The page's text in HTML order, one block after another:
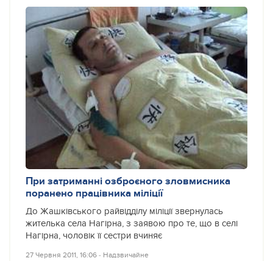
При затриманні озброєного зловмисника
поранено працівника міліції
До Жашківського райвідділу міліції звернулась
жителька села Нагірна, з заявою про те, що в селі
Нагірна, чоловік її сестри вчиняє
27 Червня 2011, 16:06 ‐ Надзвичайне